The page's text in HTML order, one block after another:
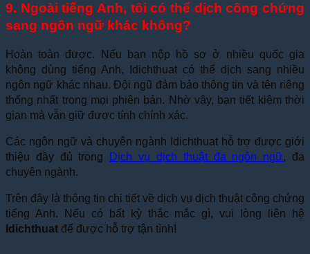
9. Ngoài tiếng Anh, tôi có thể dịch công chứng
sang ngôn ngữ khác không?
Hoàn toàn được. Nếu bạn nộp hồ sơ ở nhiều quốc gia
không dùng tiếng Anh, Idichthuat có thể dịch sang nhiều
ngôn ngữ khác nhau. Đội ngũ đảm bảo thông tin và tên riêng
thống nhất trong mọi phiên bản. Nhờ vậy, bạn tiết kiệm thời
gian mà vẫn giữ được tính chính xác.
Các ngôn ngữ và chuyên ngành Idichthuat hỗ trợ được giới
thiệu đầy đủ trong
Dịch vụ dịch thuật đa ngôn ngữ, đa
chuyên ngành.
Trên đây là thông tin chi tiết về dịch vụ dịch thuật công chứng
tiếng Anh. Nếu có bất kỳ thắc mắc gì, vui lòng liên hệ
Idichthuat để được hỗ trợ tận tình!